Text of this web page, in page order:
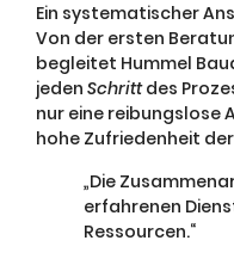
Ein systematischer
Von der ersten
begleitet Hummel
jeden Schrittdes
nur eine reibungslose
hohe Zufriedenheit
„Die
erfahrenen
Ressourcen.“